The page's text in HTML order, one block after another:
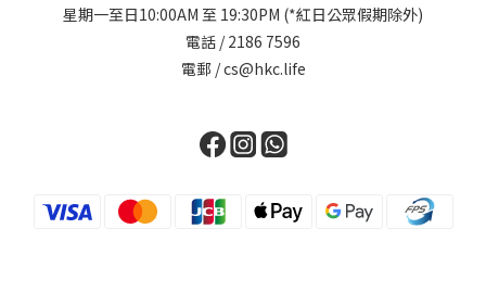
星期一至日10:00AM 至 19:30PM (*紅日公眾假期除外)
電話 / 2186 7596
電郵 / cs@hkc.life